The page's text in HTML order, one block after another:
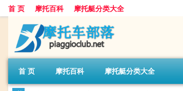
首 页 摩托百科 摩托艇分类大全
首 页 摩托百科 摩托艇分类大全